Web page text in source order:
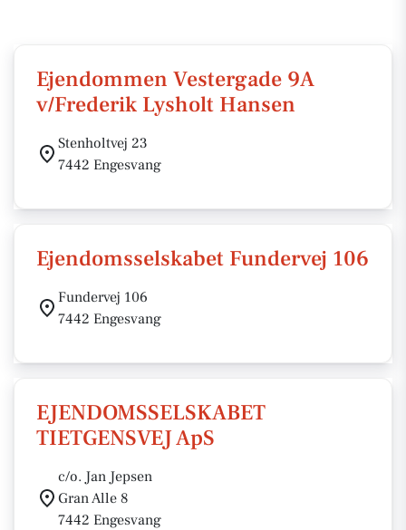
Ejendommen Vestergade 9A
v/Frederik Lysholt Hansen
Stenholtvej 23
7442 Engesvang
Ejendomsselskabet Fundervej 106
Fundervej 106
7442 Engesvang
EJENDOMSSELSKABET
TIETGENSVEJ ApS
c/o. Jan Jepsen
Gran Alle 8
7442 Engesvang